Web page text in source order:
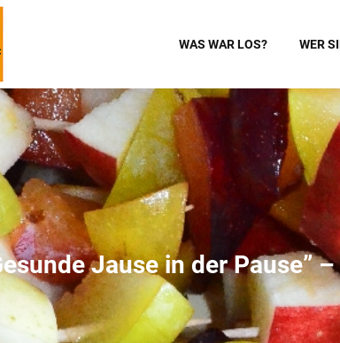
WAS WAR LOS? WER
Jause in der Pause”